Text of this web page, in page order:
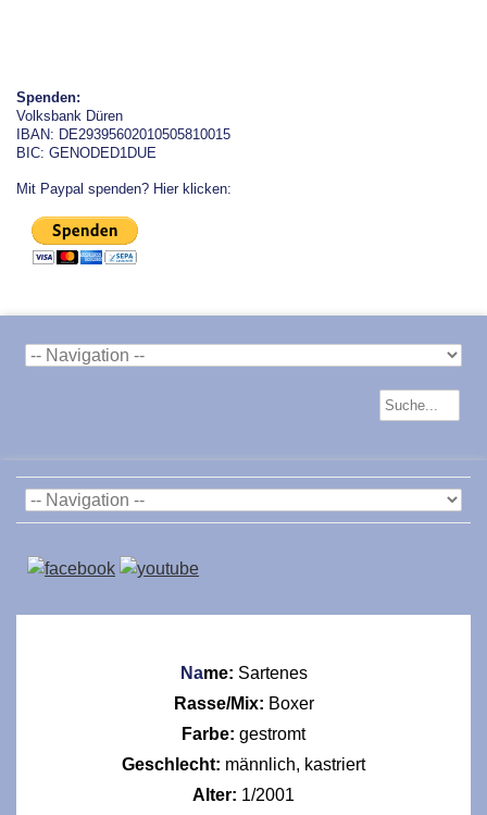
Spenden:
Volksbank Düren
IBAN: DE29395602010505810015
BIC: GENODED1DUE
Mit Paypal spenden? Hier klicken:
Name: Sartenes
Rasse/Mix: Boxer
Farbe: gestromt
Geschlecht: männlich, kastriert
Alter: 1/2001